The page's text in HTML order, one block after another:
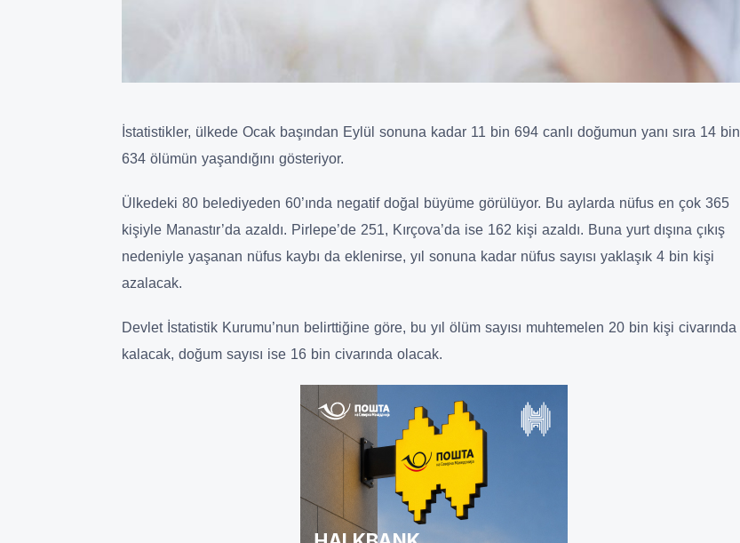
İstatistikler, ülkede Ocak başından Eylül sonuna kadar 11 bin 694 canlı doğumun yanı sıra 14 bin
634 ölümün yaşandığını gösteriyor.
Ülkedeki 80 belediyeden 60’ında negatif doğal büyüme görülüyor. Bu aylarda nüfus en çok 365
kişiyle Manastır’da azaldı. Pirlepe’de 251, Kırçova’da ise 162 kişi azaldı. Buna yurt dışına çıkış
nedeniyle yaşanan nüfus kaybı da eklenirse, yıl sonuna kadar nüfus sayısı yaklaşık 4 bin kişi
azalacak.
Devlet İstatistik Kurumu’nun belirttiğine göre, bu yıl ölüm sayısı muhtemelen 20 bin kişi civarında
kalacak, doğum sayısı ise 16 bin civarında olacak.